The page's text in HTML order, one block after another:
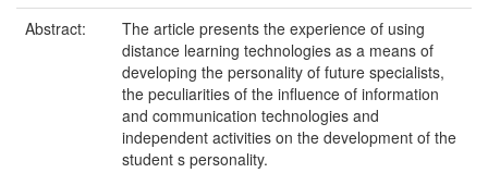
Abstract:
The article presents the experience of using
distance learning technologies as a means of
developing the personality of future specialists,
the peculiarities of the influence of information
and communication technologies and
independent activities on the development of the
student s personality.